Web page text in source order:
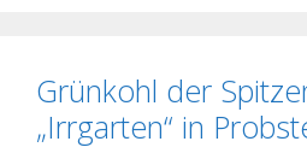
Grünkohl der
„Irrgarten“ in